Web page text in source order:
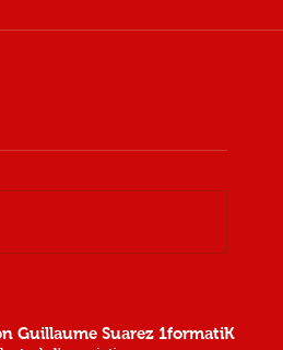
Guillaume Suarez 1formatiK